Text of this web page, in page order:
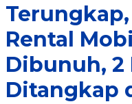
Rental
Dibunuh, 2
Ditangkap